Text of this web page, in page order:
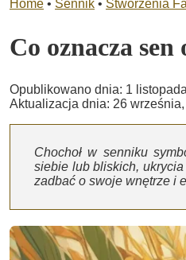
Home • Sennik • Stworzenia
Co oznacza sen
Opublikowano dnia: 1
Aktualizacja dnia: 26
Chochoł w senniku
siebie lub bliskich, ukrycia
zadbać o swoje wnętrze i